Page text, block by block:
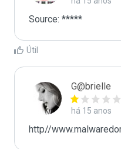
Source: *****
Útil
G@brielle
há 15 anos
http//